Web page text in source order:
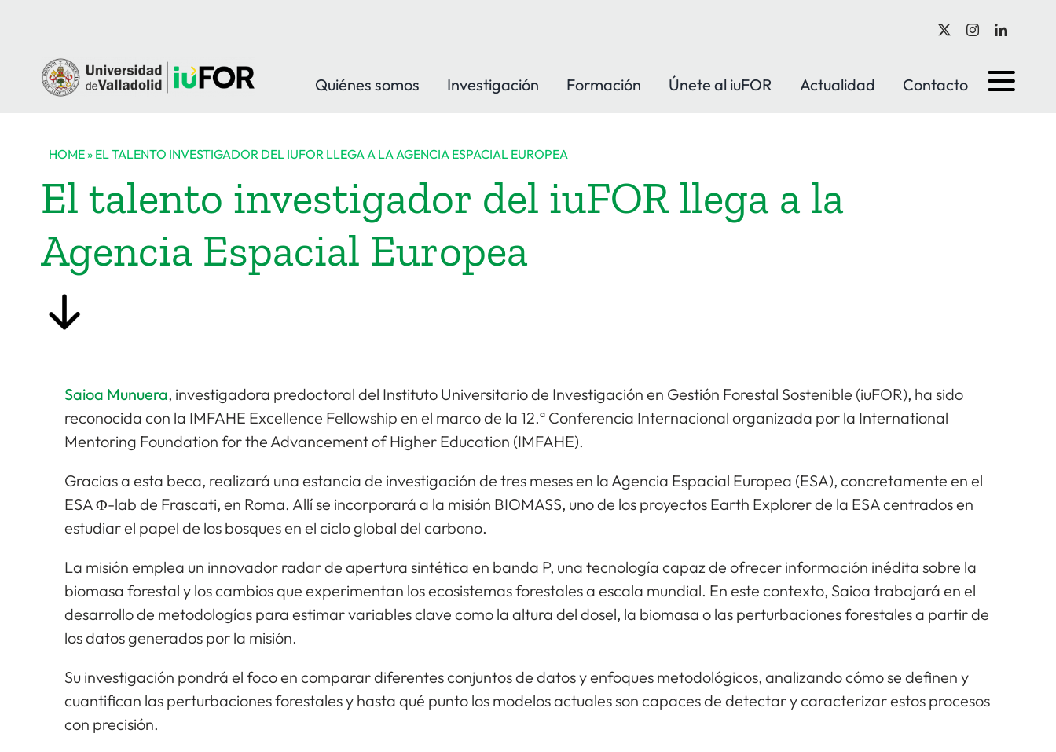
Quiénes somos Investigación Formación Únete al iuFOR Actualidad Contacto
HOME» EL TALENTO INVESTIGADOR DEL IUFOR LLEGA A LA AGENCIA ESPACIAL EUROPEA
El talento investigador del iuFOR llega a la
Agencia Espacial Europea
Saioa Munuera, investigadora predoctoral del Instituto Universitario de Investigación en Gestión Forestal Sostenible (iuFOR), ha sido
reconocida con la IMFAHE Excellence Fellowship en el marco de la 12.ª Conferencia Internacional organizada por la International
Mentoring Foundation for the Advancement of Higher Education (IMFAHE).
Gracias a esta beca, realizará una estancia de investigación de tres meses en la Agencia Espacial Europea (ESA), concretamente en el
ESA Φ-lab de Frascati, en Roma. Allí se incorporará a la misión BIOMASS, uno de los proyectos Earth Explorer de la ESA centrados en
estudiar el papel de los bosques en el ciclo global del carbono.
La misión emplea un innovador radar de apertura sintética en banda P, una tecnología capaz de ofrecer información inédita sobre la
biomasa forestal y los cambios que experimentan los ecosistemas forestales a escala mundial. En este contexto, Saioa trabajará en el
desarrollo de metodologías para estimar variables clave como la altura del dosel, la biomasa o las perturbaciones forestales a partir de
los datos generados por la misión.
Su investigación pondrá el foco en comparar diferentes conjuntos de datos y enfoques metodológicos, analizando cómo se definen y
cuantifican las perturbaciones forestales y hasta qué punto los modelos actuales son capaces de detectar y caracterizar estos procesos
con precisión.